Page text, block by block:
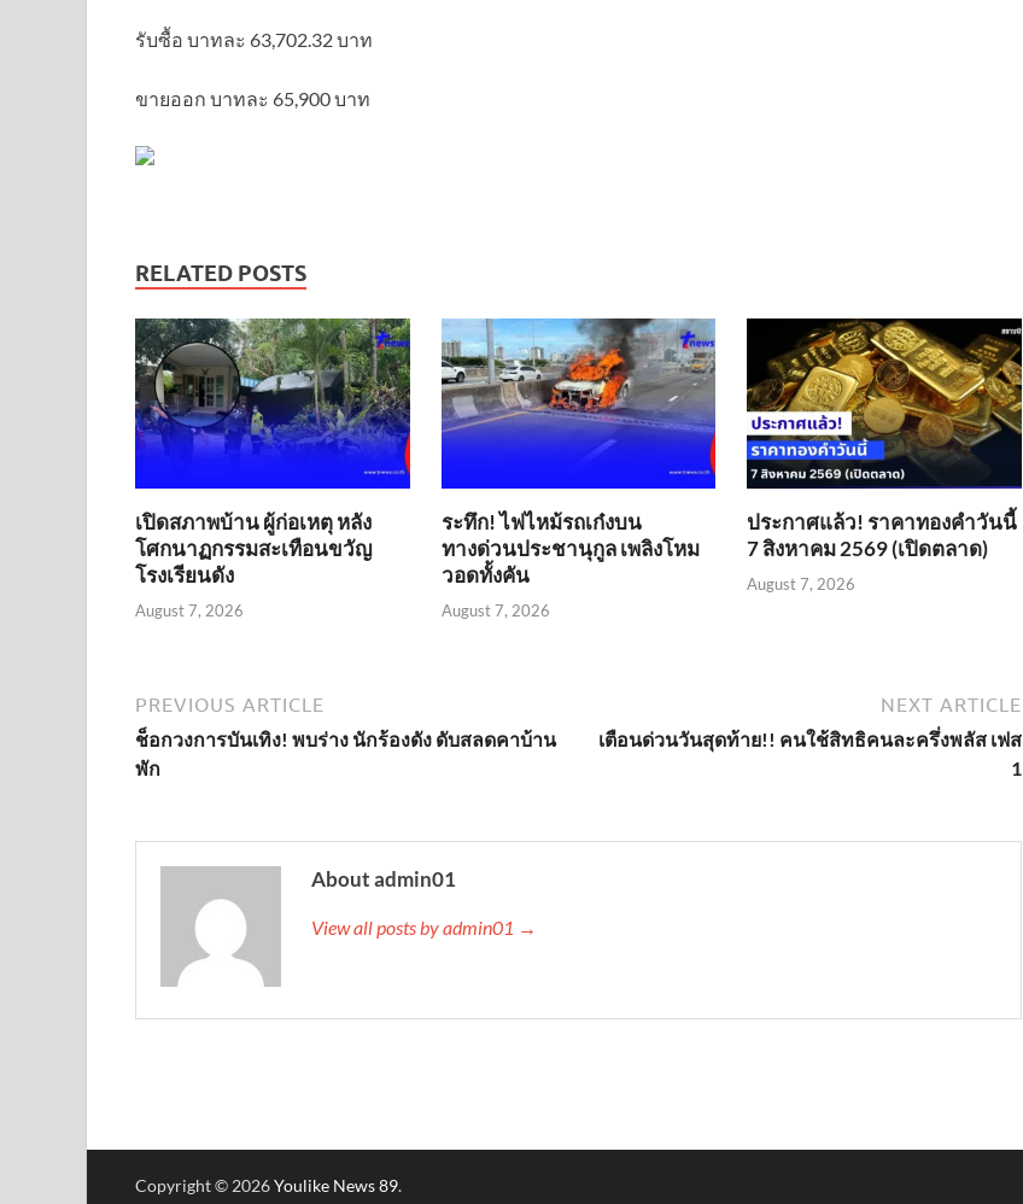
รับซื้อ บาทละ 63,702.32 บาท
ขายออก บาทละ 65,900 บาท
RELATED POSTS
เปิดสภาพบ้าน ผู้ก่อเหตุ หลัง
โศกนาฏกรรมสะเทือนขวัญ
โรงเรียนดัง
August 7, 2026
ระทึก! ไฟไหม้รถเก๋งบน
ทางด่วนประชานุกูล เพลิงโหม
วอดทั้งคัน
August 7, 2026
ประกาศแล้ว! ราคาทองคำวันนี้
7 สิงหาคม 2569 (เปิดตลาด)
August 7, 2026
PREVIOUS ARTICLE
ช็อกวงการบันเทิง! พบร่าง นักร้องดัง ดับสลดคาบ้าน
พัก
NEXT ARTICLE
เตือนด่วนวันสุดท้าย!! คนใช้สิทธิคนละครึ่งพลัส เฟส
1
About admin01
View all posts by admin01 →
Copyright © 2026Youlike News 89.